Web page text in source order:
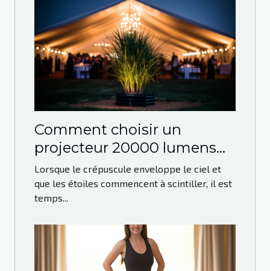
Comment choisir un
projecteur 20000 lumens
pour vos événements en
plein air
Lorsque le crépuscule enveloppe le ciel et
que les étoiles commencent à scintiller, il est
temps...